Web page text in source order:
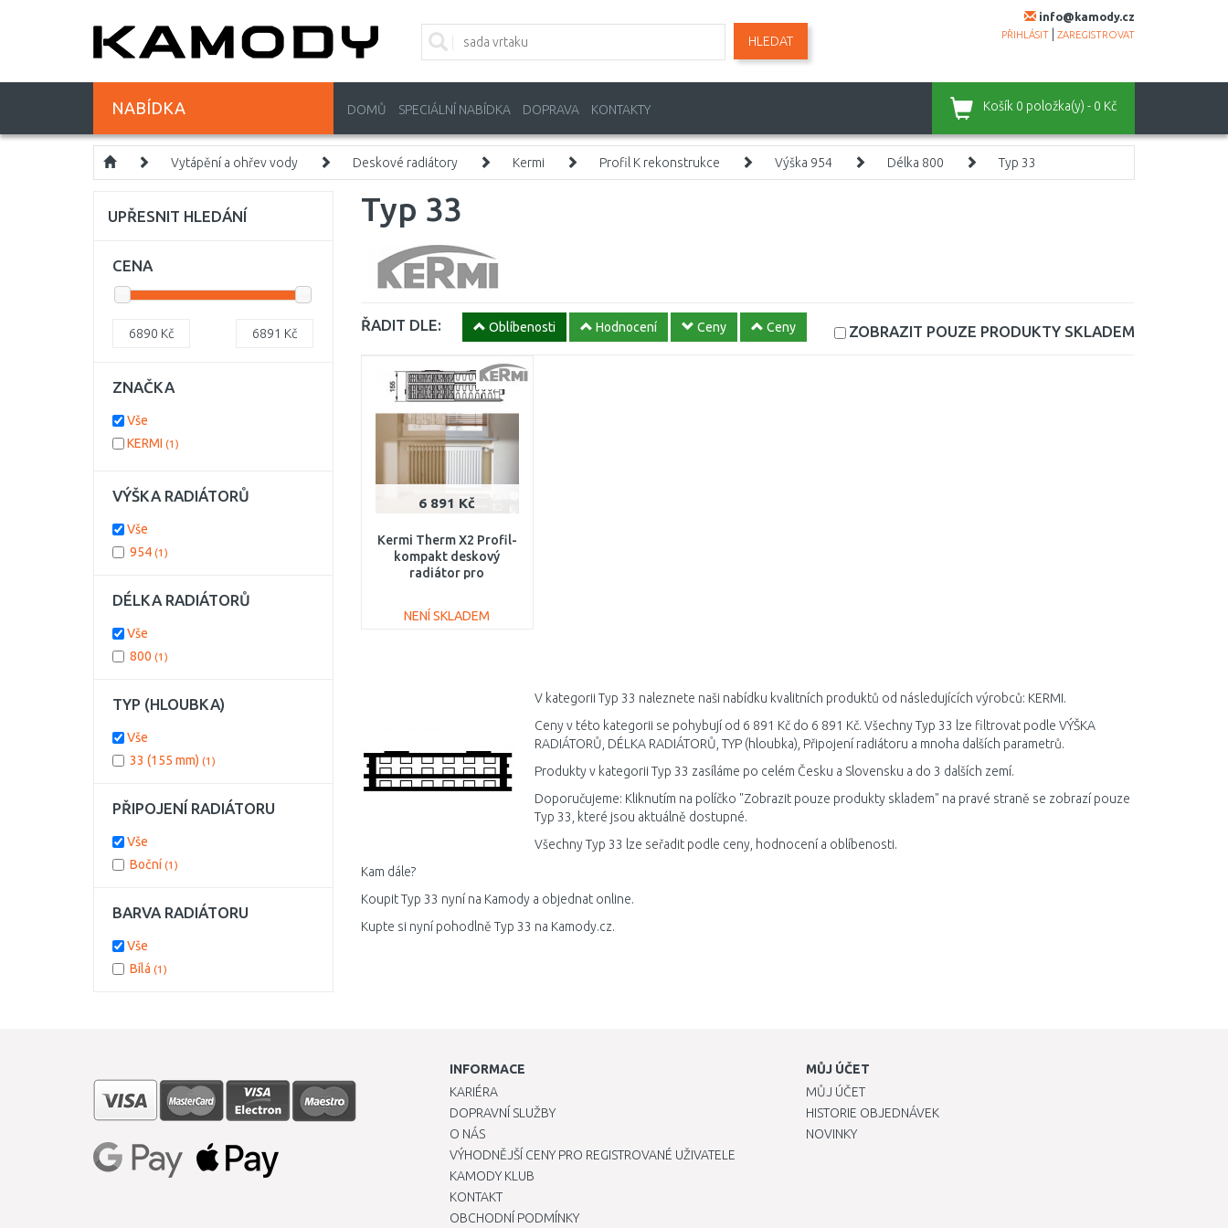
info@kamody.cz
PŘIHLÁSIT ZAREGISTROVAT
HLEDAT
NABÍDKA DOMŮ SPECIÁLNÍ NABÍDKA DOPRAVA KONTAKTY Košík 0 položka(y) - 0 Kč
Vytápění a ohřev vody Deskové radiátory Kermi Profil K rekonstrukce Výška 954 Délka 800 Typ 33
Typ 33
ŘADIT DLE: Oblíbenosti Hodnocení Ceny Ceny ZOBRAZIT POUZE PRODUKTY SKLADEM
6 891 Kč
Kermi Therm X2 Profil-
kompakt deskový
radiátor pro
800 FK033D908
NENÍ SKLADEM
V kategorii Typ 33 naleznete naši nabídku kvalitních produktů od následujících výrobců: KERMI.
Ceny v této kategorii se pohybují od 6 891 Kč do 6 891 Kč. Všechny Typ 33 lze filtrovat podle VÝŠKA
RADIÁTORŮ, DÉLKA RADIÁTORŮ, TYP (hloubka), Připojení radiátoru a mnoha dalších parametrů.
Produkty v kategorii Typ 33 zasíláme po celém Česku a Slovensku a do 3 dalších zemí.
Doporučujeme: Kliknutím na políčko "Zobrazit pouze produkty skladem" na pravé straně se zobrazí pouze
Typ 33, které jsou aktuálně dostupné.
Všechny Typ 33 lze seřadit podle ceny, hodnocení a oblíbenosti.
Kam dále?
Koupit Typ 33 nyní na Kamody a objednat online.
Kupte si nyní pohodlně Typ 33 na Kamody.cz.
UPŘESNIT HLEDÁNÍ
CENA
6890 Kč 6891 Kč
ZNAČKA
Vše
KERMI (1)
VÝŠKA RADIÁTORŮ
Vše
954 (1)
DÉLKA RADIÁTORŮ
Vše
800 (1)
TYP (HLOUBKA)
Vše
33 (155 mm) (1)
PŘIPOJENÍ RADIÁTORU
Vše
Boční (1)
BARVA RADIÁTORU
Vše
Bílá (1)
INFORMACE
KARIÉRA
DOPRAVNÍ SLUŽBY
O NÁS
VÝHODNĚJŠÍ CENY PRO REGISTROVANÉ UŽIVATELE
KAMODY KLUB
KONTAKT
OBCHODNÍ PODMÍNKY
MŮJ ÚČET
MŮJ ÚČET
HISTORIE OBJEDNÁVEK
NOVINKY